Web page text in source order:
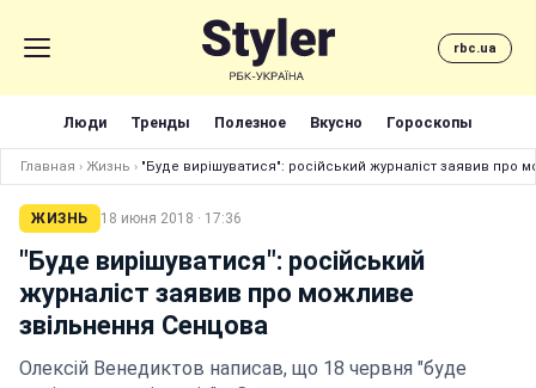
rbc.ua
Люди Тренды Полезное Вкусно Гороскопы
Главная › Жизнь › "Буде вирішуватися": російський журналіст заявив про
ЖИЗНЬ 18 июня 2018 · 17:36
"Буде вирішуватися": російський
журналіст заявив про можливе
звільнення Сенцова
Олексій Венедиктов написав, що 18 червня "буде